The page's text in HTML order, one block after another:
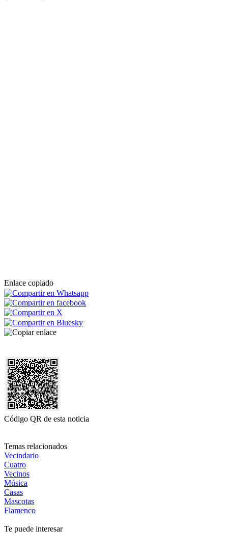
Enlace copiado
Código QR de esta noticia
Temas relacionados
Vecindario
Cuatro
Vecinos
Música
Casas
Mascotas
Flamenco
Te puede interesar